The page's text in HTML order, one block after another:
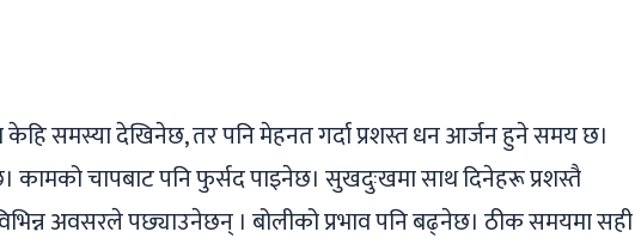
केहि समस्या देखिनेछ, तर पनि मेहनत गर्दा प्रशस्त धन आर्जन हुने समय छ।
कामको चापबाट पनि फुर्सद पाइनेछ। सुखदुःखमा साथ दिनेहरू प्रशस्तै
अवसरले पछ्याउनेछन् । बोलीको प्रभाव पनि बढ्‌नेछ। ठीक समयमा सही